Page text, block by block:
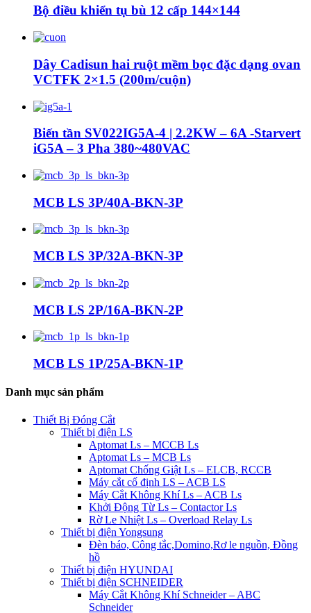
Bộ điều khiển tụ bù 12 cấp 144×144
Dây Cadisun hai ruột mềm bọc đặc dạng ovan
VCTFK 2×1.5 (200m/cuộn)
Biến tần SV022IG5A-4 | 2.2KW – 6A -Starvert
iG5A – 3 Pha 380~480VAC
MCB LS 3P/40A-BKN-3P
MCB LS 3P/32A-BKN-3P
MCB LS 2P/16A-BKN-2P
MCB LS 1P/25A-BKN-1P
Danh mục sản phẩm
Thiết Bị Đóng Cắt
Thiết bị điện LS
Aptomat Ls – MCCB Ls
Aptomat Ls – MCB Ls
Aptomat Chống Giật Ls – ELCB, RCCB
Máy cắt cố định LS – ACB LS
Máy Cắt Không Khí Ls – ACB Ls
Khởi Động Từ Ls – Contactor Ls
Rờ Le Nhiệt Ls – Overload Relay Ls
Thiết bị điện Yongsung
Đèn báo, Công tắc,Domino,Rơ le nguồn, Đồng
hồ
Thiết bị điện HYUNDAI
Thiết bị điện SCHNEIDER
Máy Cắt Không Khí Schneider – ABC
Schneider